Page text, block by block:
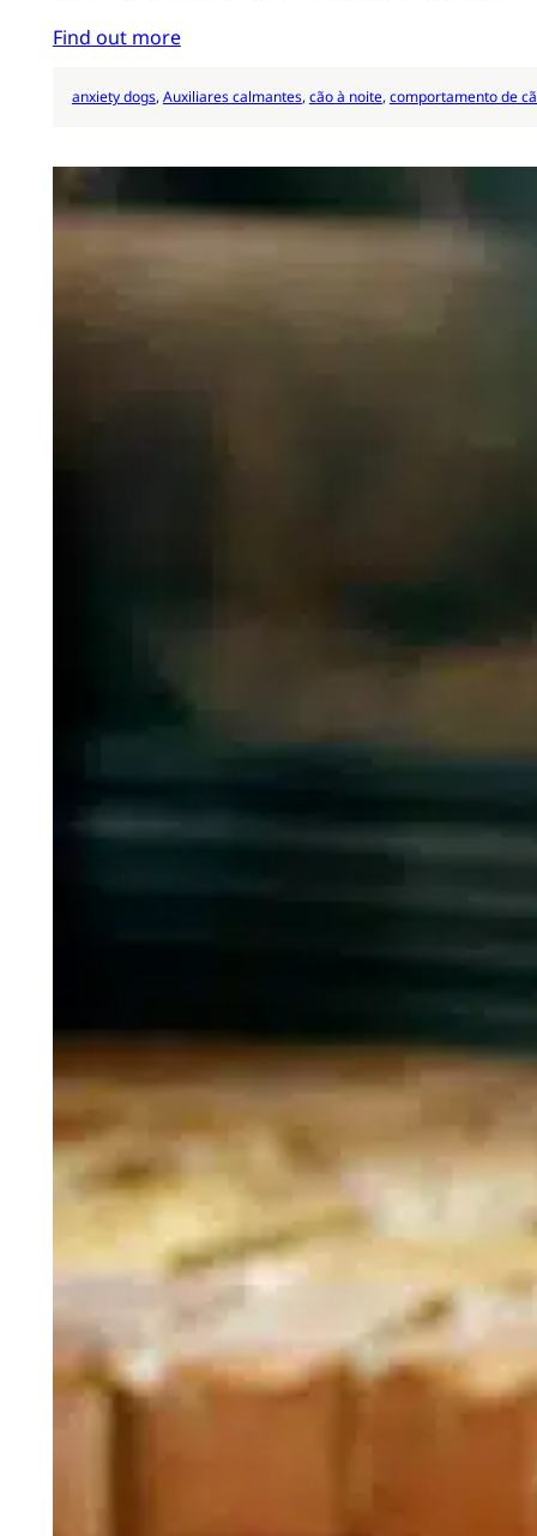
Find out more
anxiety dogs, Auxiliares calmantes, cão à noite, comportamento de